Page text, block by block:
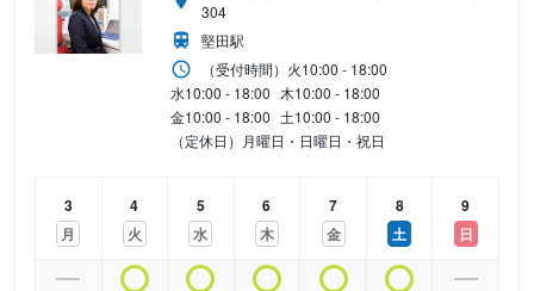
304
堅田駅
（受付時間） 火10:00 - 18:00
水10:00 - 18:00 木10:00 - 18:00
金10:00 - 18:00 土10:00 - 18:00
（定休日）月曜日・日曜日・祝日
3
月
4
火
5
水
6
木
7
金
8
土
9
日